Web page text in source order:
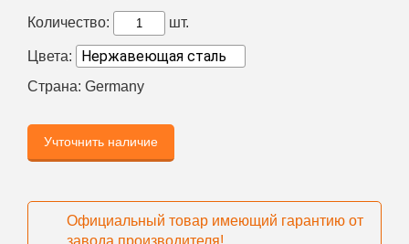
Количество:
шт.
Цвета:
Страна: Germany
Учточнить наличие
Официальный товар имеющий гарантию от
завода производителя!